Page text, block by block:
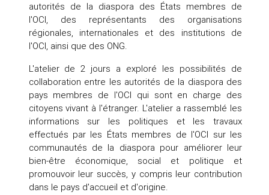
autorités de la diaspora des États membres de
l'OCI, des représentants des organisations
régionales, internationales et des institutions de
l'OCI, ainsi que des ONG.
L'atelier de 2 jours a exploré les possibilités de
collaboration entre les autorités de la diaspora des
pays membres de l'OCI qui sont en charge des
citoyens vivant à l'étranger. L'atelier a rassemblé les
informations sur les politiques et les travaux
effectués par les États membres de l'OCI sur les
communautés de la diaspora pour améliorer leur
bien-être économique, social et politique et
promouvoir leur succès, y compris leur contribution
dans le pays d'accueil et d'origine.